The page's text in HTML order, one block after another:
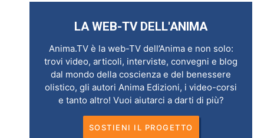
LA WEB-TV DELL'ANIMA
Anima.TV è la web-TV dell’Anima e non solo:
trovi video, articoli, interviste, convegni e blog
dal mondo della coscienza e del benessere
olistico, gli autori Anima Edizioni, i video-corsi
e tanto altro! Vuoi aiutarci a darti di più?
SOSTIENI IL PROGETTO